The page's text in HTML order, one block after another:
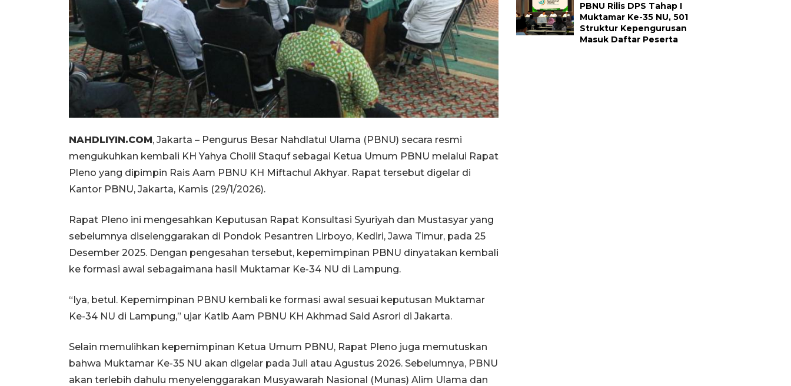
NAHDLIYIN.COM, Jakarta – Pengurus Besar Nahdlatul Ulama (PBNU) secara resmi
mengukuhkan kembali KH Yahya Cholil Staquf sebagai Ketua Umum PBNU melalui Rapat
Pleno yang dipimpin Rais Aam PBNU KH Miftachul Akhyar. Rapat tersebut digelar di
Kantor PBNU, Jakarta, Kamis (29/1/2026).
Rapat Pleno ini mengesahkan Keputusan Rapat Konsultasi Syuriyah dan Mustasyar yang
sebelumnya diselenggarakan di Pondok Pesantren Lirboyo, Kediri, Jawa Timur, pada 25
Desember 2025. Dengan pengesahan tersebut, kepemimpinan PBNU dinyatakan kembali
ke formasi awal sebagaimana hasil Muktamar Ke-34 NU di Lampung.
“Iya, betul. Kepemimpinan PBNU kembali ke formasi awal sesuai keputusan Muktamar
Ke-34 NU di Lampung,” ujar Katib Aam PBNU KH Akhmad Said Asrori di Jakarta.
Selain memulihkan kepemimpinan Ketua Umum PBNU, Rapat Pleno juga memutuskan
bahwa Muktamar Ke-35 NU akan digelar pada Juli atau Agustus 2026. Sebelumnya, PBNU
akan terlebih dahulu menyelenggarakan Musyawarah Nasional (Munas) Alim Ulama dan
PBNU Rilis DPS Tahap I
Muktamar Ke-35 NU, 501
Struktur Kepengurusan
Masuk Daftar Peserta